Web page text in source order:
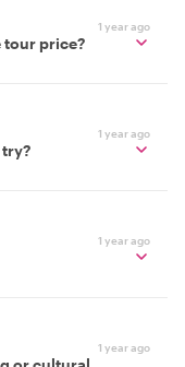
1 year ago
tour price?
1 year ago
1 year ago
1 year ago